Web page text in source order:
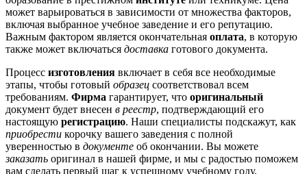
может варьироваться в зависимости от множества факторов,
включая выбранное учебное заведение и его репутацию.
Важным фактором является окончательная оплата, в которую
также может включаться доставка готового документа.
Процесс изготовления включает в себя все необходимые
этапы, чтобы готовый образец соответствовал всем
требованиям. Фирма гарантирует, что оригинальный
документ будет внесен в реестр, подтверждающий его
настоящую регистрацию. Наши специалисты подскажут, как
приобрести корочку вашего заведения с полной
уверенностью в документе об окончании. Вы можете
заказать оригинал в нашей фирме, и мы с радостью поможем
вам сделать первый шаг к успешному учебному году.